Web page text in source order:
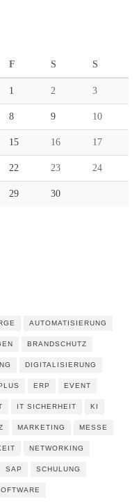
F S S
1 2 3
8 9 10
15 16 17
22 23 24
29 30
AUTOMATISIERUNG
BRANDSCHUTZ
DIGITALISIERUNG
ERP EVENT
IT SICHERHEIT KI
MARKETING MESSE
NETWORKING
SAP SCHULUNG